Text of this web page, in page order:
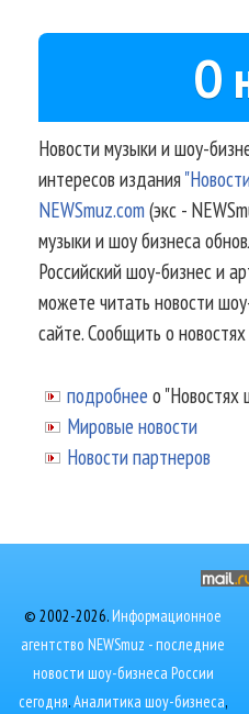
О
Новости музыки и шоу-
интересов издания
NEWSmuz.com(экс -
музыки и шоу бизнеса
Российский шоу-бизнес и
можете читать новости
сайте. Сообщить о
подробнее о "Новостях
Мировые новости
Новости партнеров
© 2002-2026.Информационное
агентство NEWSmuz - последние
новости шоу-бизнеса России
сегодня.Аналитика шоу-бизнеса,